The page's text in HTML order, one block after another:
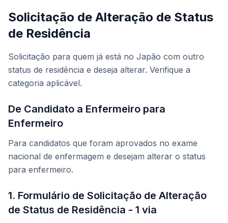
Solicitação de Alteração de Status
de Residência
Solicitação para quem já está no Japão com outro
status de residência e deseja alterar. Verifique a
categoria aplicável.
De Candidato a Enfermeiro para
Enfermeiro
Para candidatos que foram aprovados no exame
nacional de enfermagem e desejam alterar o status
para enfermeiro.
1. Formulário de Solicitação de Alteração
de Status de Residência - 1 via